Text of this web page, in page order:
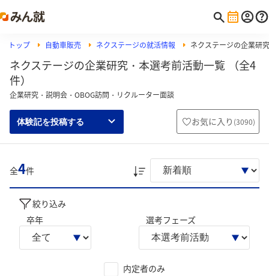
トップ 自動車販売 ネクステージの就活情報 ネクステージの企業研
ネクステージの企業研究・本選考前活動一覧 （全4
件）
企業研究・説明会・OBOG訪問・リクルーター面談
体験記を投稿する お気に入り (3090)
全4件
絞り込み
卒年
選考フェーズ
内定者のみ